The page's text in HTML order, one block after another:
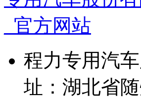
程力专用汽
址：湖北省